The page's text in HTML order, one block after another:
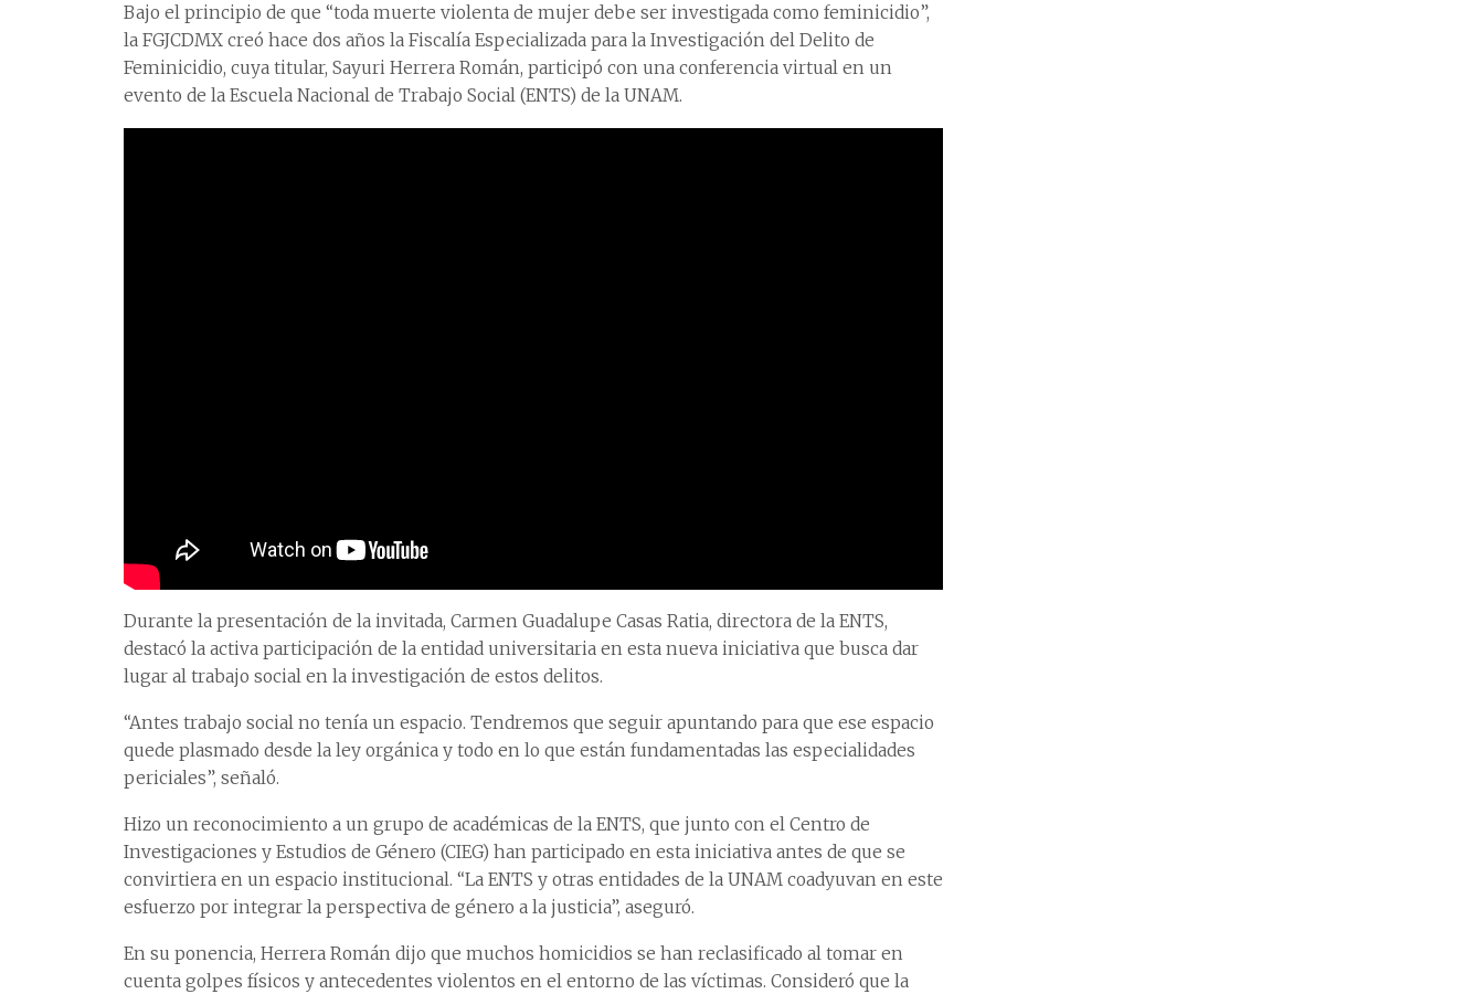
Bajo el principio de que “toda muerte violenta de mujer debe ser investigada como feminicidio”,
la FGJCDMX creó hace dos años la Fiscalía Especializada para la Investigación del Delito de
Feminicidio, cuya titular, Sayuri Herrera Román, participó con una conferencia virtual en un
evento de la Escuela Nacional de Trabajo Social (ENTS) de la UNAM.
Durante la presentación de la invitada, Carmen Guadalupe Casas Ratia, directora de la ENTS,
destacó la activa participación de la entidad universitaria en esta nueva iniciativa que busca dar
lugar al trabajo social en la investigación de estos delitos.
“Antes trabajo social no tenía un espacio. Tendremos que seguir apuntando para que ese espacio
quede plasmado desde la ley orgánica y todo en lo que están fundamentadas las especialidades
periciales”, señaló.
Hizo un reconocimiento a un grupo de académicas de la ENTS, que junto con el Centro de
Investigaciones y Estudios de Género (CIEG) han participado en esta iniciativa antes de que se
convirtiera en un espacio institucional. “La ENTS y otras entidades de la UNAM coadyuvan en este
esfuerzo por integrar la perspectiva de género a la justicia”, aseguró.
En su ponencia, Herrera Román dijo que muchos homicidios se han reclasificado al tomar en
cuenta golpes físicos y antecedentes violentos en el entorno de las víctimas. Consideró que la